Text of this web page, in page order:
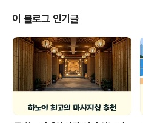
요!두뇌 발달아이들의 인지 능력과 사고력을
한 과정창의적 놀이자유롭게 사고하고 문제
력을 기르는 놀이 방식 놀이를 통해 아이들
두뇌 발달을 이루고, 창의력과 문제 해결 능
니다. 특히 오감 자극 놀이는 아이의 인지 능
감각을 통해 세상을 이해하는 데 큰 도..
이 블로그 인기글